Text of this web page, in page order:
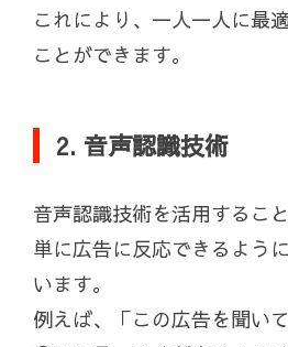
これにより、一人一人に最
ことができます。
2. 音声認識技術
音声認識技術を活用するこ
単に広告に反応できるよう
います。
例えば、「この広告を聞い